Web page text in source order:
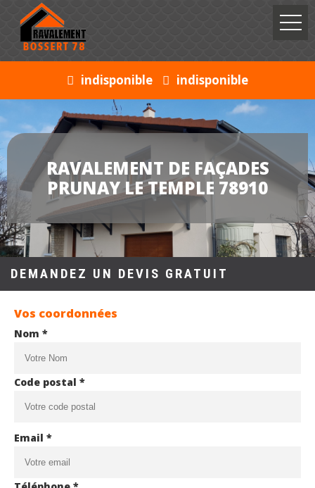
indisponible indisponible
RAVALEMENT DE FAÇADES
PRUNAY LE TEMPLE 78910
DEMANDEZ UN DEVIS GRATUIT
Vos coordonnées
Nom *
Code postal *
Email *